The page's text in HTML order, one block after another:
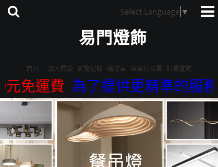
Select Language ▼
易門燈飾
首頁 加入最愛 瀏覽紀錄 購物車 填寫付款單 訂單查詢
運費 為了提供更精準的服務，